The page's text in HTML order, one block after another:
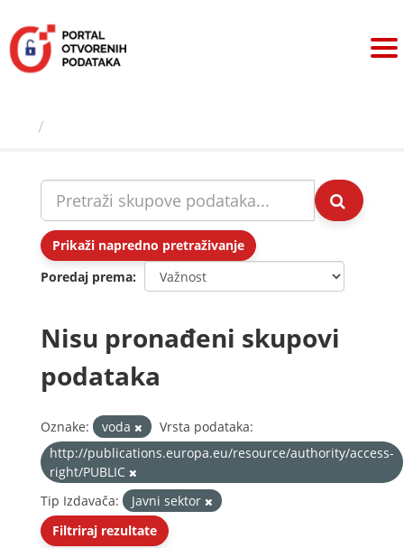
sadržaj
Prikaži napredno pretraživanje
Poredaj prema
Nisu pronađeni skupovi
podataka
Oznake: voda
Vrsta podataka:
http://publications.europa.eu/resource/authority/access-
right/PUBLIC
Tip Izdavača:
Javni sektor
Filtriraj rezultate